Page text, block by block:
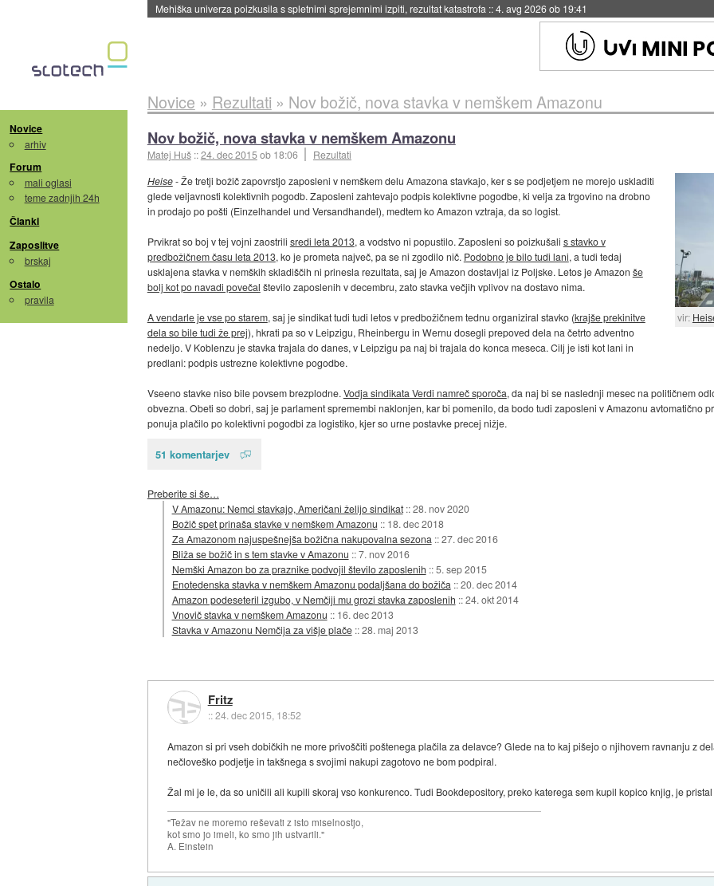
Evropska vesoljska agencija razvija svojo raketo za večkratno uporabo::4. avg 2026 ob 19:41
Novice
arhiv
Forum
mali oglasi
teme zadnjih 24h
Članki
Zaposlitve
brskaj
Ostalo
pravila
Novice » Rezultati » Nov božič, nova stavka v nemškem Amazonu
Nov božič, nova stavka v nemškem Amazonu
Matej Huš ::24. dec 2015ob 18:06 Rezultati
vir:
Heise- Že tretji božič zapovrstjo zaposleni v nemškem delu Amazona stavkajo, ker s se podjetjem ne morejo uskladiti
glede veljavnosti kolektivnih pogodb. Zaposleni zahtevajo podpis kolektivne pogodbe, ki velja za trgovino na drobno
in prodajo po pošti (Einzelhandel und Versandhandel), medtem ko Amazon vztraja, da so logist.
Prvikrat so boj v tej vojni zaostrili sredi leta 2013, a vodstvo ni popustilo. Zaposleni so poizkušali s stavko v
predbožičnem času leta 2013, ko je prometa največ, pa se ni zgodilo nič. Podobno je bilo tudi lani, a tudi tedaj
usklajena stavka v nemških skladiščih ni prinesla rezultata, saj je Amazon dostavljal iz Poljske. Letos je Amazon še
bolj kot po navadi povečal število zaposlenih v decembru, zato stavka večjih vplivov na dostavo nima.
A vendarle je vse po starem, saj je sindikat tudi tudi letos v predbožičnem tednu organiziral stavko (krajše prekinitve
dela so bile tudi že prej), hkrati pa so v Leipzigu, Rheinbergu in Wernu dosegli prepoved dela na četrto adventno
nedeljo. V Koblenzu je stavka trajala do danes, v Leipzigu pa naj bi trajala do konca meseca. Cilj je isti kot lani in
predlani: podpis ustrezne kolektivne pogodbe.
Vseeno stavke niso bile povsem brezplodne. Vodja sindikata Verdi namreč sporoča, da naj bi se naslednji mesec na političnem
obvezna. Obeti so dobri, saj je parlament spremembi naklonjen, kar bi pomenilo, da bodo tudi zaposleni v Amazonu avtomatično
ponuja plačilo po kolektivni pogodbi za logistiko, kjer so urne postavke precej nižje.
51 komentarjev
Preberite si še…
V Amazonu: Nemci stavkajo, Američani želijo sindikat ::28. nov 2020
Božič spet prinaša stavke v nemškem Amazonu :: 18. dec 2018
Za Amazonom najuspešnejša božična nakupovalna sezona ::27. dec 2016
Bliža se božič in s tem stavke v Amazonu ::7. nov 2016
Nemški Amazon bo za praznike podvojil število zaposlenih ::5. sep 2015
Enotedenska stavka v nemškem Amazonu podaljšana do božiča ::20. dec 2014
Amazon podeseteril izgubo, v Nemčiji mu grozi stavka zaposlenih ::24. okt 2014
Vnovič stavka v nemškem Amazonu :: 16. dec 2013
Stavka v Amazonu Nemčija za višje plače ::28. maj 2013
Fritz
::24. dec 2015, 18:52
Amazon si pri vseh dobičkih ne more privoščiti poštenega plačila za delavce? Glede na to kaj pišejo o njihovem ravnanju z
nečloveško podjetje in takšnega s svojimi nakupi zagotovo ne bom podpiral.
Žal mi je le, da so uničili ali kupili skoraj vso konkurenco. Tudi Bookdepository, preko katerega sem kupil kopico knjig, je
"Težav ne moremo reševati z isto miselnostjo,
kot smo jo imeli, ko smo jih ustvarili."
A. Einstein